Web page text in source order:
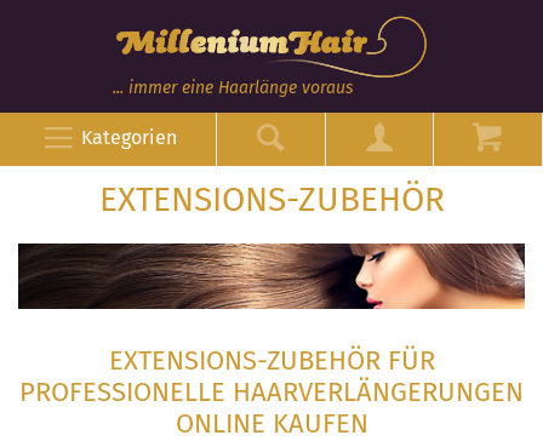
... immer eine Haarlänge voraus
Kategorien
EXTENSIONS-ZUBEHÖR
EXTENSIONS-ZUBEHÖR FÜR
PROFESSIONELLE HAARVERLÄNGERUNGEN
ONLINE KAUFEN